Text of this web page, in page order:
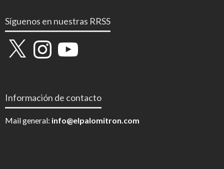
Síguenos en nuestras RRSS
X InstagramYouTube
Información de contacto
Mail general: info@elpalomitron.com